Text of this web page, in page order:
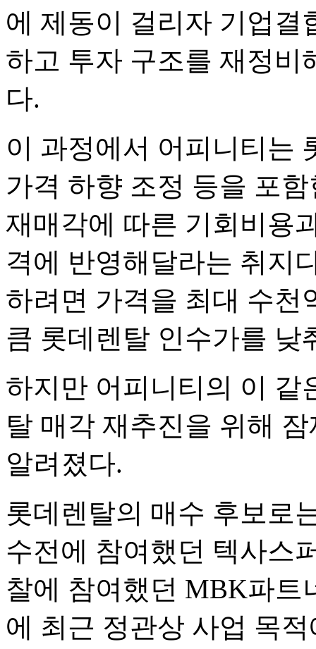
에 제동이 걸리자 기업결
하고 투자 구조를 재정비
다.
이 과정에서 어피니티는
가격 하향 조정 등을 포
재매각에 따른 기회비용
격에 반영해달라는 취지
하려면 가격을 최대 수천
큼 롯데렌탈 인수가를 낮
하지만 어피니티의 이 같
탈 매각 재추진을 위해
알려졌다.
롯데렌탈의 매수 후보로
수전에 참여했던 텍사스
찰에 참여했던 MBK파트
에 최근 정관상 사업 목